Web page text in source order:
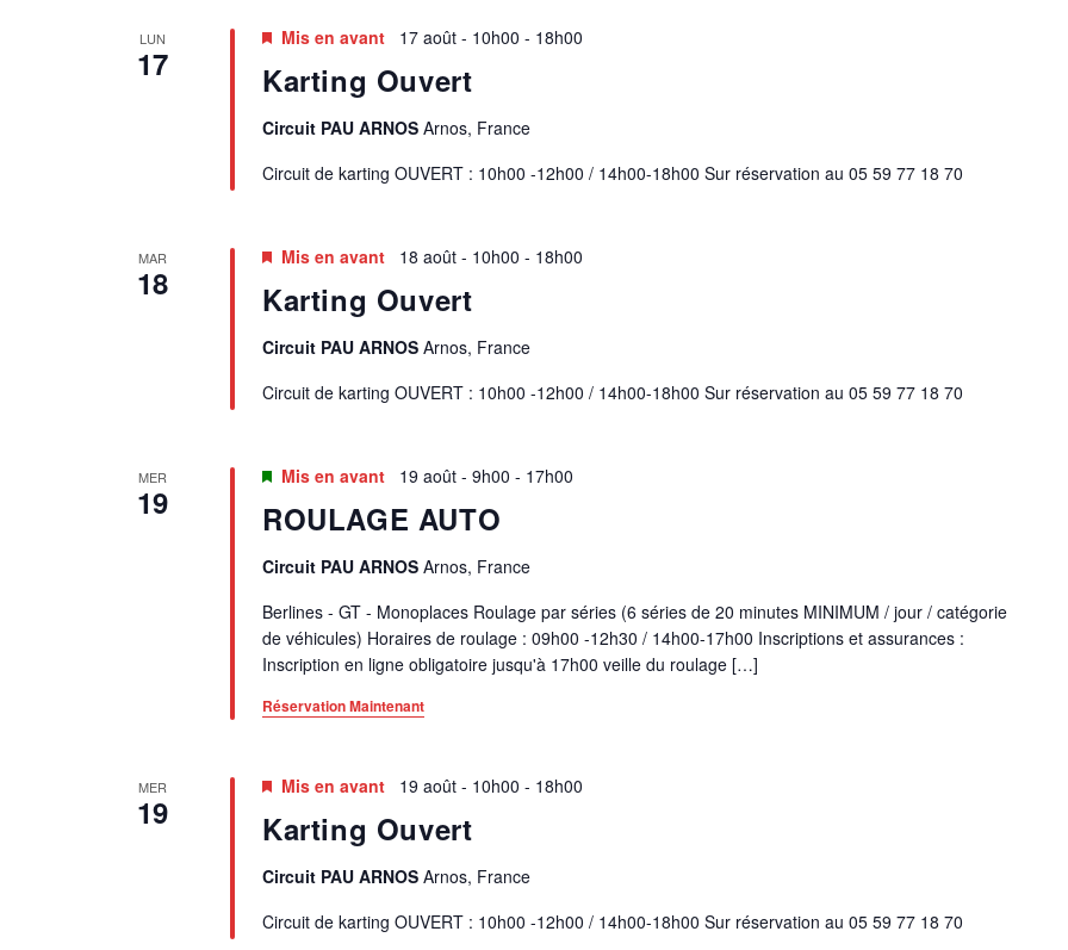
LUN
17 Karting Ouvert
Mis en avant 17 août - 10h00 - 18h00
Circuit PAU ARNOS Arnos, France
Circuit de karting OUVERT : 10h00 -12h00 / 14h00-18h00 Sur réservation au 05 59 77 18 70
MAR
18 Karting Ouvert
Mis en avant 18 août - 10h00 - 18h00
Circuit PAU ARNOS Arnos, France
Circuit de karting OUVERT : 10h00 -12h00 / 14h00-18h00 Sur réservation au 05 59 77 18 70
MER
19 ROULAGE AUTO
Mis en avant 19 août - 9h00 - 17h00
Circuit PAU ARNOS Arnos, France
Berlines - GT - Monoplaces Roulage par séries (6 séries de 20 minutes MINIMUM / jour / catégorie
de véhicules) Horaires de roulage : 09h00 -12h30 / 14h00-17h00 Inscriptions et assurances :
Inscription en ligne obligatoire jusqu'à 17h00 veille du roulage […]
Réservation Maintenant
MER
19 Karting Ouvert
Mis en avant 19 août - 10h00 - 18h00
Circuit PAU ARNOS Arnos, France
Circuit de karting OUVERT : 10h00 -12h00 / 14h00-18h00 Sur réservation au 05 59 77 18 70